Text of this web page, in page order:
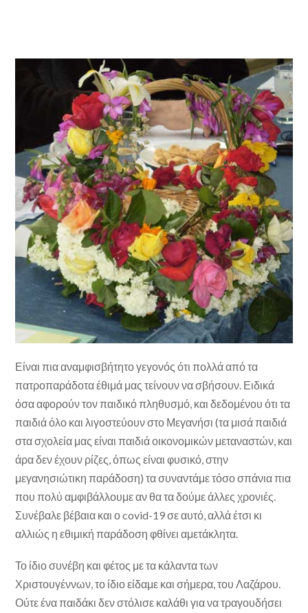
Είναι πια αναμφισβήτητο γεγονός ότι πολλά από τα
πατροπαράδοτα έθιμά μας τείνουν να σβήσουν. Ειδικά
όσα αφορούν τον παιδικό πληθυσμό, και δεδομένου ότι τα
παιδιά όλο και λιγοστεύουν στο Μεγανήσι (τα μισά παιδιά
στα σχολεία μας είναι παιδιά οικονομικών μεταναστών, και
άρα δεν έχουν ρίζες, όπως είναι φυσικό, στην
μεγανησιώτικη παράδοση) τα συναντάμε τόσο σπάνια πια
που πολύ αμφιβάλλουμε αν θα τα δούμε άλλες χρονιές.
Συνέβαλε βέβαια και ο covid-19 σε αυτό, αλλά έτσι κι
αλλιώς η εθιμική παράδοση φθίνει αμετάκλητα.
Το ίδιο συνέβη και φέτος με τα κάλαντα των
Χριστουγέννων, το ίδιο είδαμε και σήμερα, του Λαζάρου.
Ούτε ένα παιδάκι δεν στόλισε καλάθι για να τραγουδήσει